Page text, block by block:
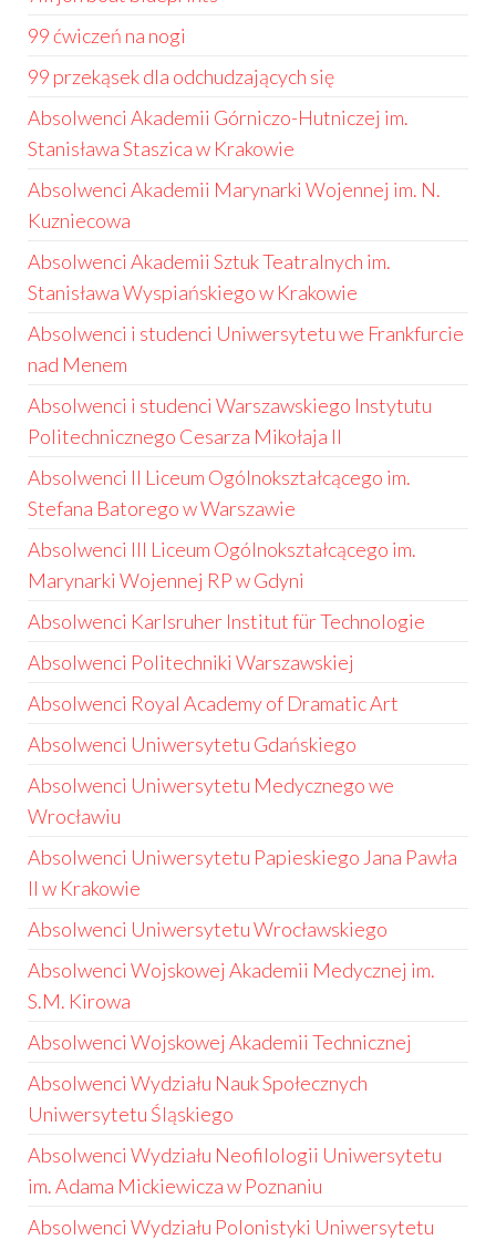
99 ćwiczeń na nogi
99 przekąsek dla odchudzających się
Absolwenci Akademii Górniczo-Hutniczej im.
Stanisława Staszica w Krakowie
Absolwenci Akademii Marynarki Wojennej im. N.
Kuzniecowa
Absolwenci Akademii Sztuk Teatralnych im.
Stanisława Wyspiańskiego w Krakowie
Absolwenci i studenci Uniwersytetu we Frankfurcie
nad Menem
Absolwenci i studenci Warszawskiego Instytutu
Politechnicznego Cesarza Mikołaja II
Absolwenci II Liceum Ogólnokształcącego im.
Stefana Batorego w Warszawie
Absolwenci III Liceum Ogólnokształcącego im.
Marynarki Wojennej RP w Gdyni
Absolwenci Karlsruher Institut für Technologie
Absolwenci Politechniki Warszawskiej
Absolwenci Royal Academy of Dramatic Art
Absolwenci Uniwersytetu Gdańskiego
Absolwenci Uniwersytetu Medycznego we
Wrocławiu
Absolwenci Uniwersytetu Papieskiego Jana Pawła
II w Krakowie
Absolwenci Uniwersytetu Wrocławskiego
Absolwenci Wojskowej Akademii Medycznej im.
S.M. Kirowa
Absolwenci Wojskowej Akademii Technicznej
Absolwenci Wydziału Nauk Społecznych
Uniwersytetu Śląskiego
Absolwenci Wydziału Neofilologii Uniwersytetu
im. Adama Mickiewicza w Poznaniu
Absolwenci Wydziału Polonistyki Uniwersytetu